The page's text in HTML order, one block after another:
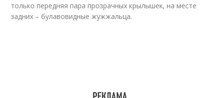
только передняя пара прозрачных крылышек, на месте
задних – булавовидные жужжальца.